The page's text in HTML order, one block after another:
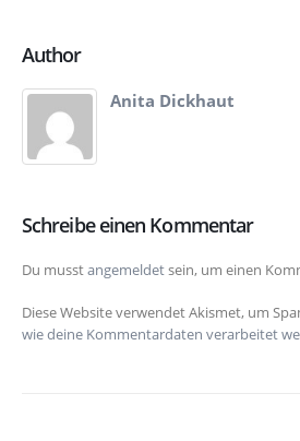
Author
Anita Dickhaut
Schreibe einen Kommentar
Du musstangemeldetsein, um einen
Diese Website verwendet Akismet, um
wie deine Kommentardaten verarbeitet